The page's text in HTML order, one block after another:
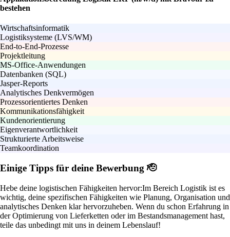
bestehen
Wirtschaftsinformatik
Logistiksysteme (LVS/WM)
End-to-End-Prozesse
Projektleitung
MS-Office-Anwendungen
Datenbanken (SQL)
Jasper-Reports
Analytisches Denkvermögen
Prozessorientiertes Denken
Kommunikationsfähigkeit
Kundenorientierung
Eigenverantwortlichkeit
Strukturierte Arbeitsweise
Teamkoordination
Einige Tipps für deine Bewerbung 🫡
Hebe deine logistischen Fähigkeiten hervor:Im Bereich Logistik ist es
wichtig, deine spezifischen Fähigkeiten wie Planung, Organisation und
analytisches Denken klar hervorzuheben. Wenn du schon Erfahrung in
der Optimierung von Lieferketten oder im Bestandsmanagement hast,
teile das unbedingt mit uns in deinem Lebenslauf!